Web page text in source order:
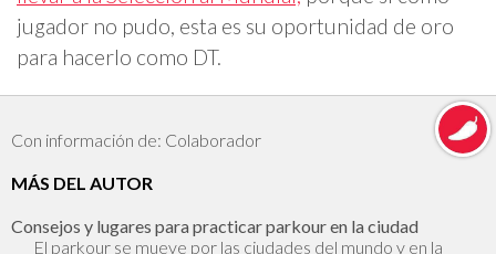
jugador no pudo, esta es su oportunidad de oro
para hacerlo como DT.
Con información de: Colaborador
MÁS DEL AUTOR
Consejos y lugares para practicar parkour en la ciudad
El parkour se mueve por las ciudades del mundo y en la